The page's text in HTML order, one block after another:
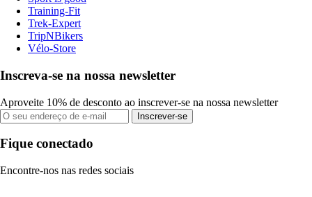
Training-Fit
Trek-Expert
TripNBikers
Vélo-Store
Inscreva-se na nossa newsletter
Aproveite 10% de desconto ao inscrever-se na nossa newsletter
Inscrever-se
Fique conectado
Encontre-nos nas redes sociais